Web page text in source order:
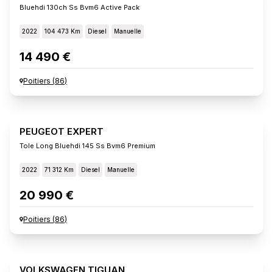
Bluehdi 130ch Ss Bvm6 Active Pack
2022 104 473 Km Diesel Manuelle
14 490 €
Poitiers (86)
PEUGEOT EXPERT
Tole Long Bluehdi 145 Ss Bvm6 Premium
2022 71 312 Km Diesel Manuelle
20 990 €
Poitiers (86)
VOLKSWAGEN TIGUAN